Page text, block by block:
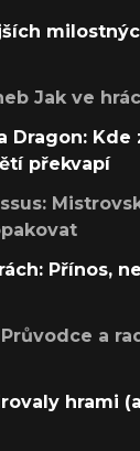
Jak ve
Dragon: Kde
překvapí
Přínos,
a
hrami